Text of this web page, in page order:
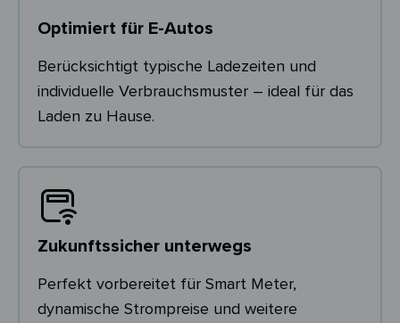
Optimiert für E-Autos
Berücksichtigt typische Ladezeiten und
individuelle Verbrauchsmuster – ideal für das
Laden zu Hause.
Zukunftssicher unterwegs
Perfekt vorbereitet für Smart Meter,
dynamische Strompreise und weitere